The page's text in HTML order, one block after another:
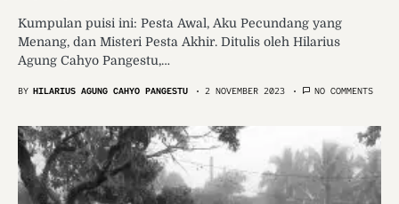
Kumpulan puisi ini: Pesta Awal, Aku Pecundang yang
Menang, dan Misteri Pesta Akhir. Ditulis oleh Hilarius
Agung Cahyo Pangestu,…
BY HILARIUS AGUNG CAHYO PANGESTU 2 NOVEMBER 2023 NO COMMENTS